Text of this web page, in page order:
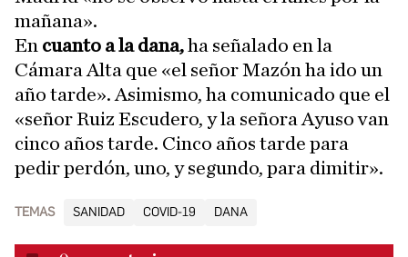
mañana».
En cuanto a la dana,ha señalado en la
Cámara Alta que «el señor Mazón ha ido un
año tarde». Asimismo, ha comunicado que el
«señor Ruiz Escudero, y la señora Ayuso van
cinco años tarde. Cinco años tarde para
pedir perdón, uno, y segundo, para dimitir».
TEMAS SANIDAD COVID-19 DANA